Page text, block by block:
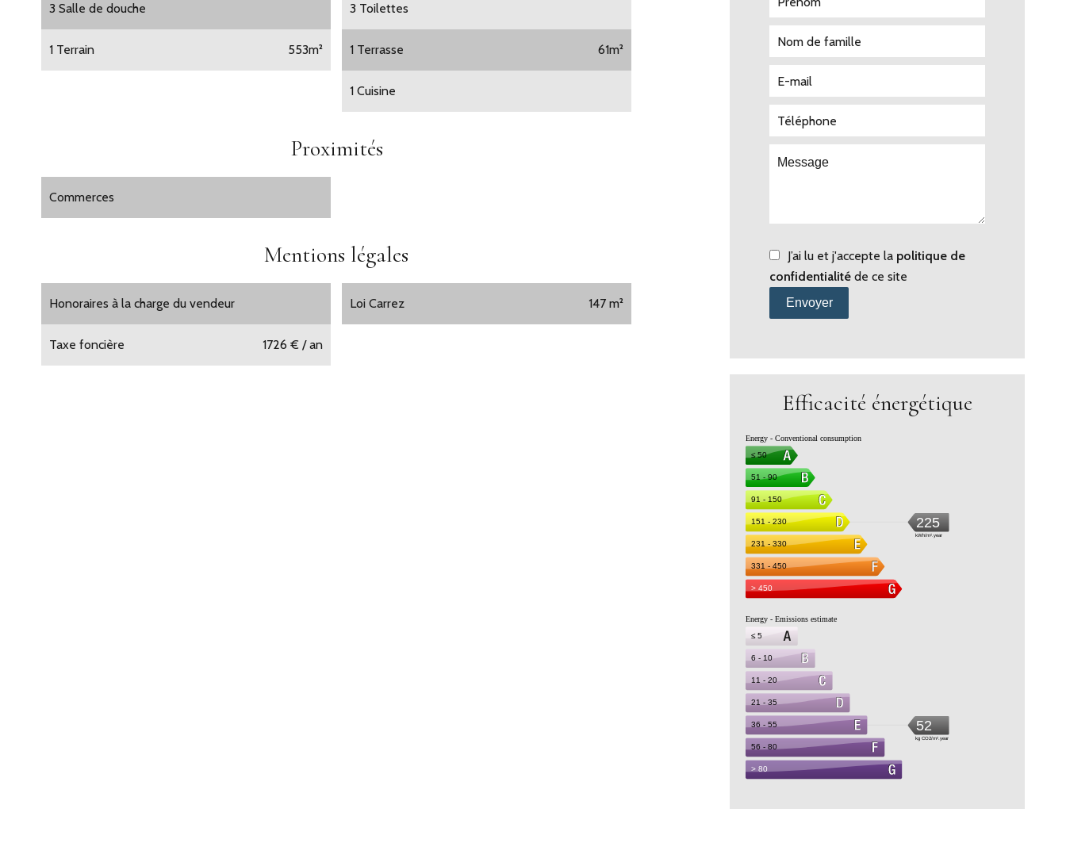
3 Toilettes
3 Salle de douche
1 Terrasse 61m²
1 Terrain 553m²
1 Cuisine
Proximités
Commerces
Mentions légales
Honoraires à la charge du vendeur Loi Carrez 147 m²
Taxe foncière 1726 € / an
J’ai lu et j'accepte la politique de
confidentialité de ce site
Envoyer
Efficacité énergétique